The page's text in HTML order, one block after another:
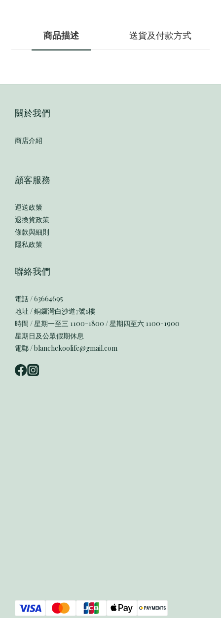
商品描述 送貨及付款方式
關於我們
商店介紹
顧客服務
運送政策
退換貨政策
條款與細則
隱私政策
聯絡我們
電話 / 63664695
地址 / 銅鑼灣白沙道7號1樓
時間 / 星期一至三 1100-1800 / 星期四至六 1100-1900
星期日及公眾假期休息
電郵 / blanchekoolife@gmail.com